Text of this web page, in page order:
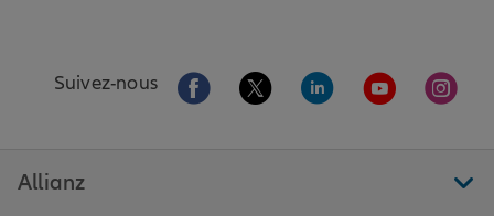
Suivez-nous Aller sur la page Facebook de Allianz
Aller sur la page Twitter de
Aller sur la page
Aller sur la
Aller
Allianz